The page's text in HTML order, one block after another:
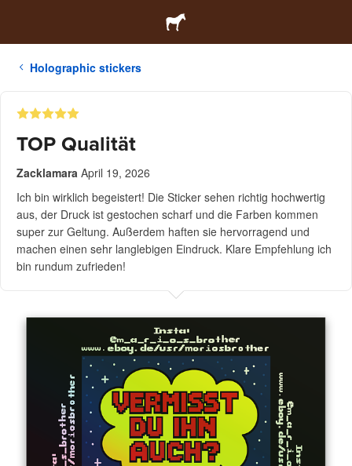
Holographic stickers
TOP Qualität
Zacklamara April 19, 2026
Ich bin wirklich begeistert! Die Sticker sehen richtig hochwertig
aus, der Druck ist gestochen scharf und die Farben kommen
super zur Geltung. Außerdem haften sie hervorragend und
machen einen sehr langlebigen Eindruck. Klare Empfehlung ich
bin rundum zufrieden!